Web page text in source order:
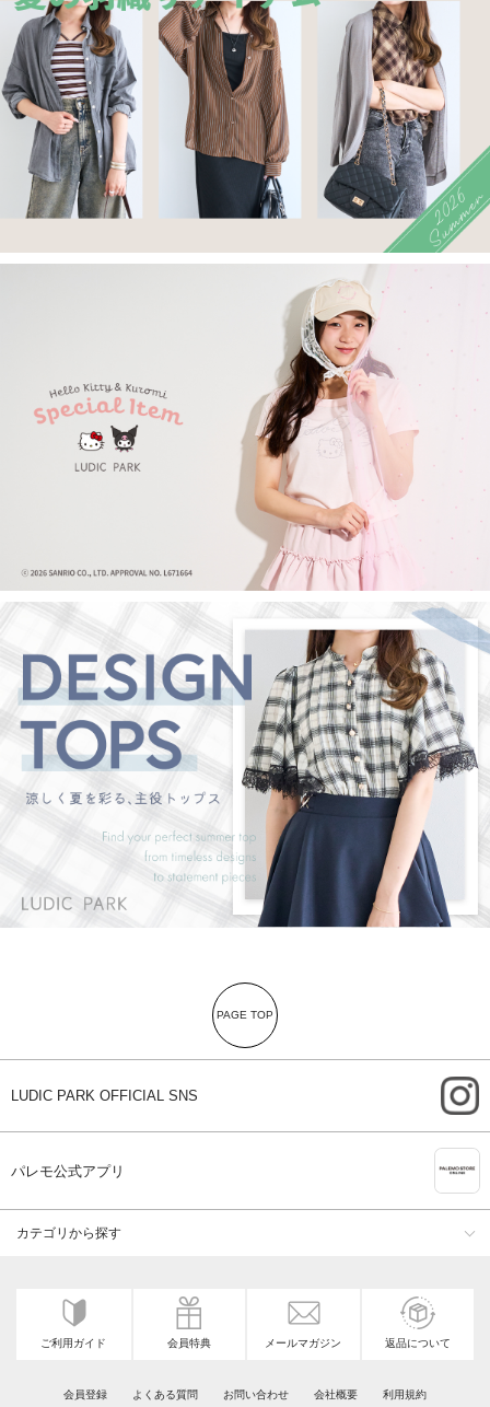
PAGE TOP
LUDIC PARK OFFICIAL SNS
パレモ公式アプリ
カテゴリから探す
ご利用ガイド 会員特典 メールマガジン 返品について
会員登録 よくある質問 お問い合わせ 会社概要 利用規約